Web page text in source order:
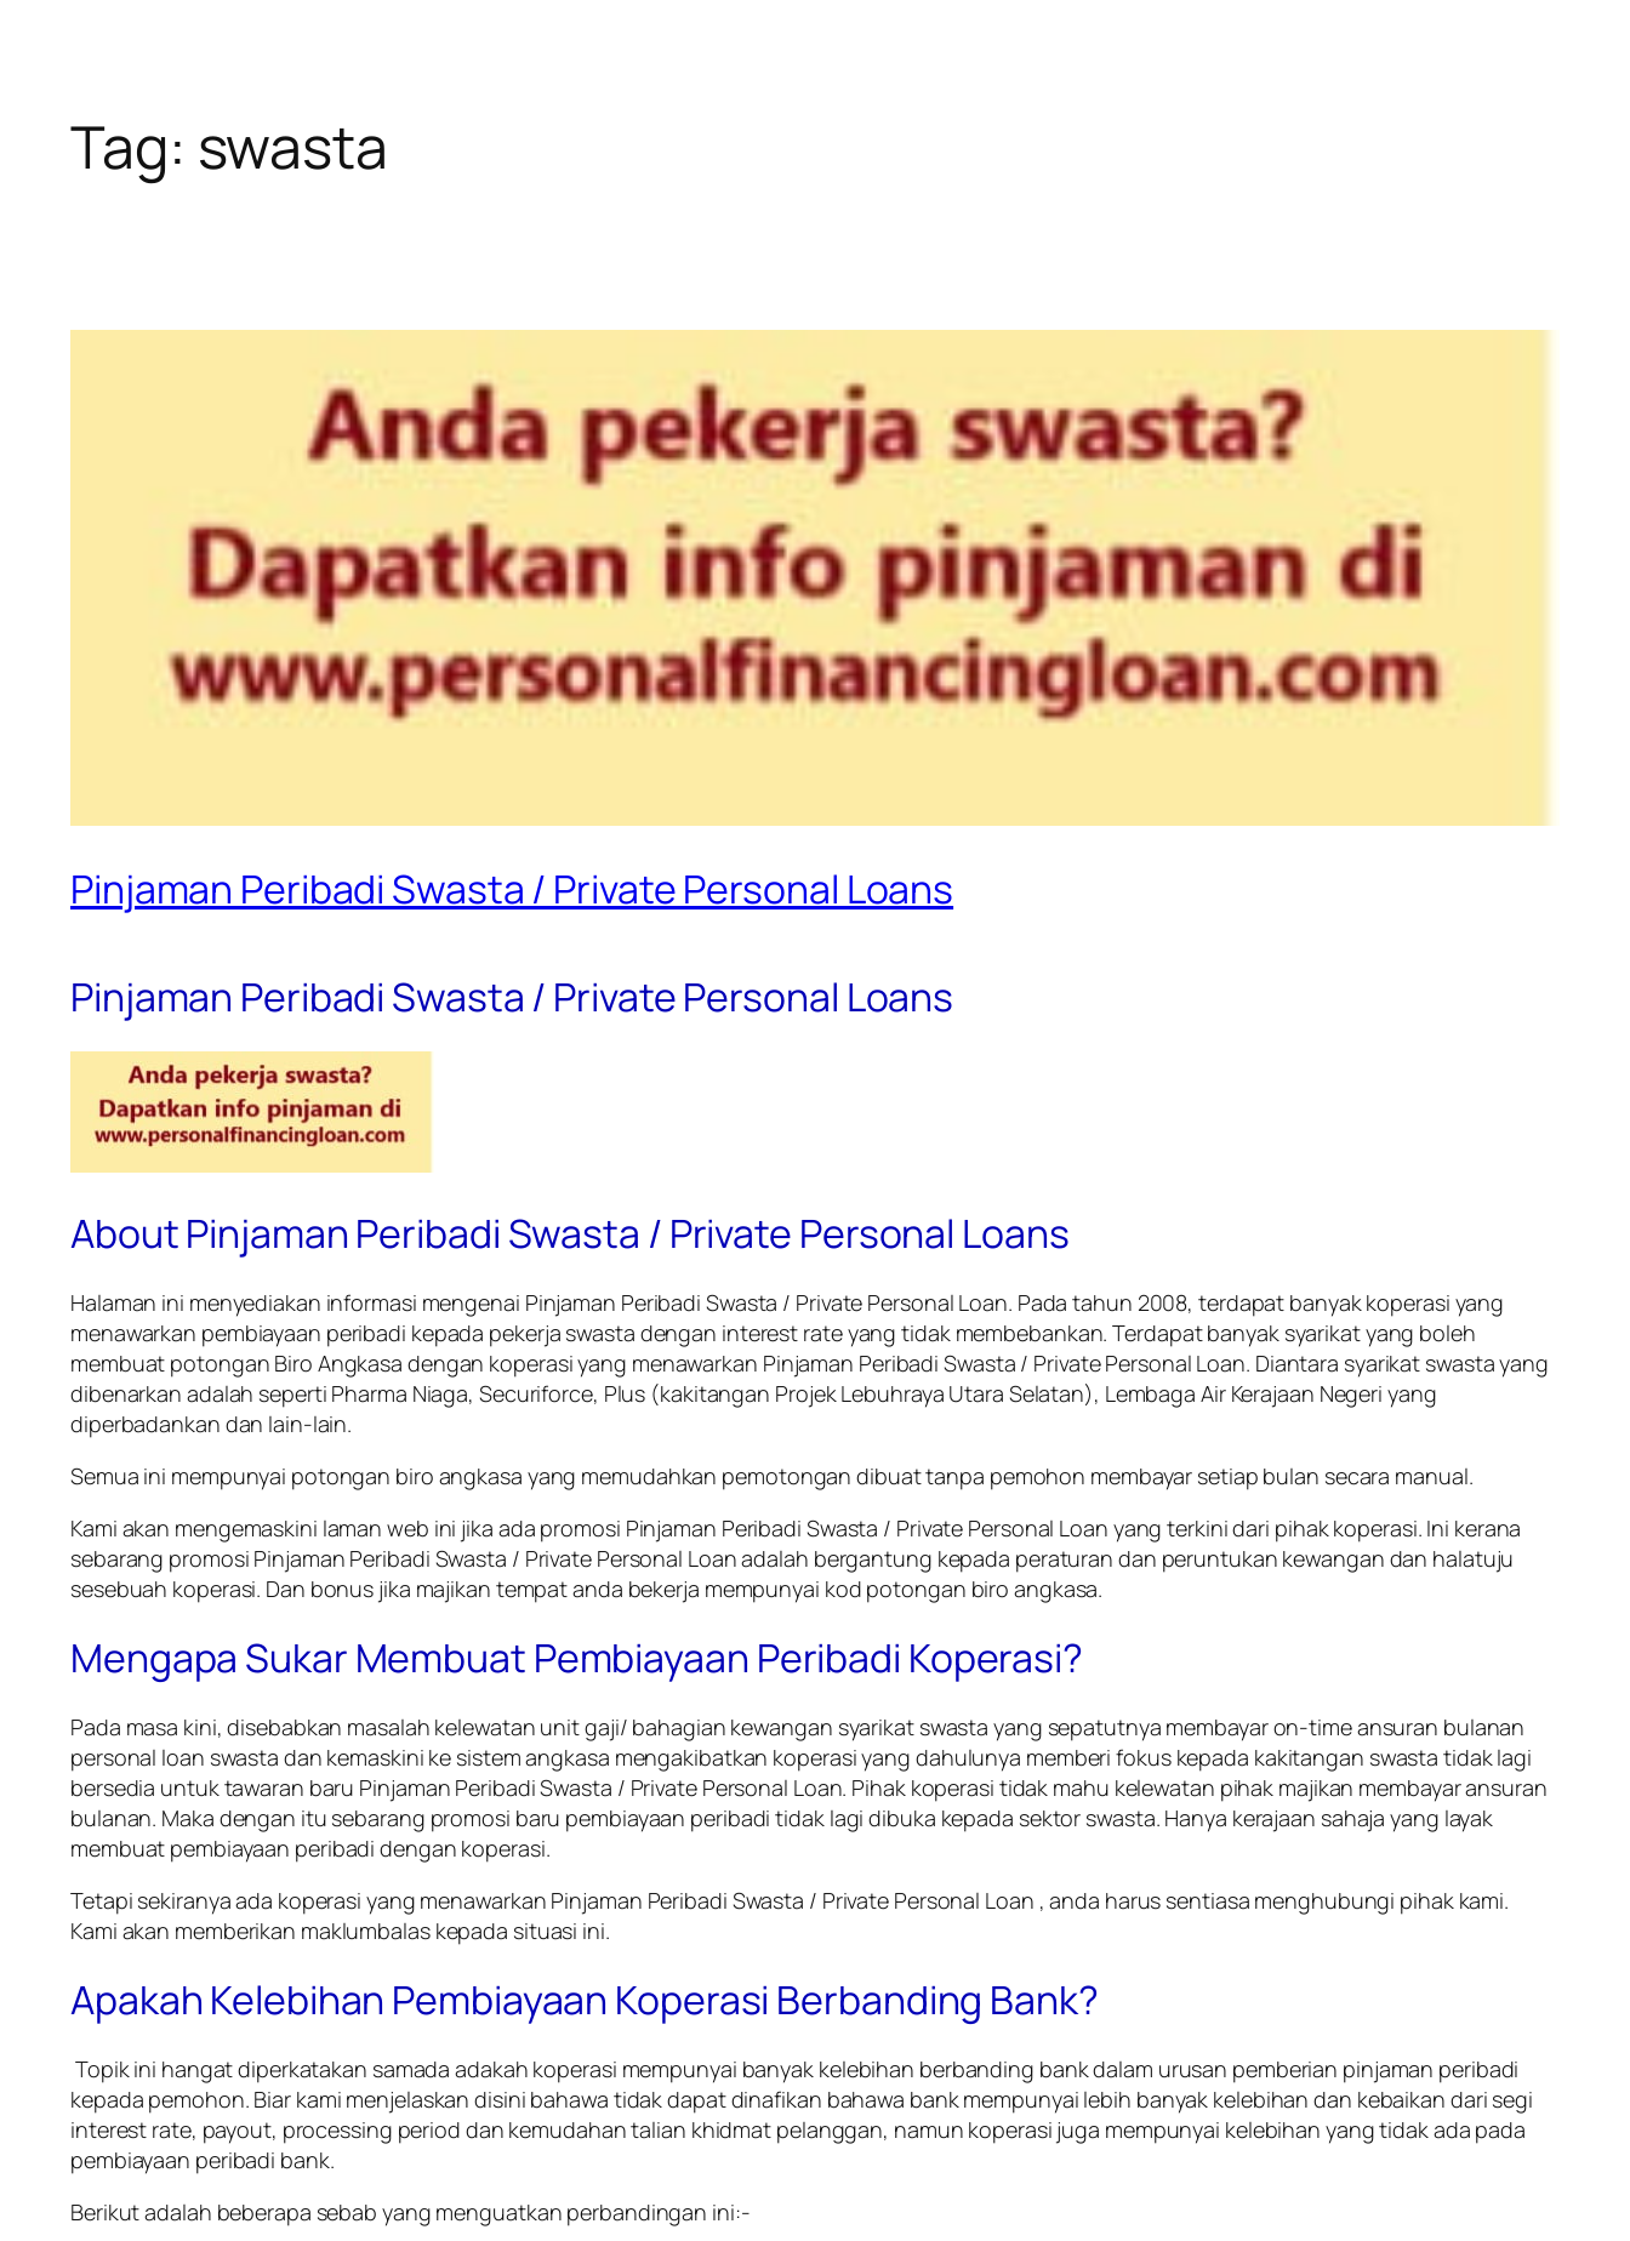
Tag: swasta
Pinjaman Peribadi Swasta / Private Personal Loans
Pinjaman Peribadi Swasta / Private Personal Loans
About Pinjaman Peribadi Swasta / Private Personal Loans
Halaman ini menyediakan informasi mengenai Pinjaman Peribadi Swasta / Private Personal Loan. Pada tahun 2008, terdapat banyak koperasi yang
menawarkan pembiayaan peribadi kepada pekerja swasta dengan interest rate yang tidak membebankan. Terdapat banyak syarikat yang boleh
membuat potongan Biro Angkasa dengan koperasi yang menawarkan Pinjaman Peribadi Swasta / Private Personal Loan. Diantara syarikat swasta yang
dibenarkan adalah seperti Pharma Niaga, Securiforce, Plus (kakitangan Projek Lebuhraya Utara Selatan), Lembaga Air Kerajaan Negeri yang
diperbadankan dan lain-lain.
Semua ini mempunyai potongan biro angkasa yang memudahkan pemotongan dibuat tanpa pemohon membayar setiap bulan secara manual.
Kami akan mengemaskini laman web ini jika ada promosi Pinjaman Peribadi Swasta / Private Personal Loan yang terkini dari pihak koperasi. Ini kerana
sebarang promosi Pinjaman Peribadi Swasta / Private Personal Loanadalah bergantung kepada peraturan dan peruntukan kewangan dan halatuju
sesebuah koperasi. Dan bonus jika majikan tempat anda bekerja mempunyai kod potongan biro angkasa.
Mengapa Sukar Membuat Pembiayaan Peribadi Koperasi?
Pada masa kini, disebabkan masalah kelewatan unit gaji/ bahagian kewangan syarikat swasta yang sepatutnya membayar on-time ansuran bulanan
personal loan swasta dan kemaskini ke sistem angkasa mengakibatkan koperasi yang dahulunya memberi fokus kepada kakitangan swasta tidak lagi
bersedia untuk tawaran baru Pinjaman Peribadi Swasta / Private Personal Loan. Pihak koperasi tidak mahu kelewatan pihak majikan membayar ansuran
bulanan. Maka dengan itu sebarang promosi baru pembiayaan peribadi tidak lagi dibuka kepada sektor swasta. Hanya kerajaan sahaja yang layak
membuat pembiayaan peribadi dengan koperasi.
Tetapi sekiranya ada koperasi yang menawarkan Pinjaman Peribadi Swasta / Private Personal Loan ,anda harus sentiasa menghubungi pihak kami.
Kami akan memberikan maklumbalas kepada situasi ini.
Apakah Kelebihan Pembiayaan Koperasi Berbanding Bank?
Topik ini hangat diperkatakan samada adakah koperasi mempunyai banyak kelebihan berbanding bank dalam urusan pemberian pinjaman peribadi
kepada pemohon. Biar kami menjelaskan disini bahawa tidak dapat dinafikan bahawa bank mempunyai lebih banyak kelebihan dan kebaikan dari segi
interest rate, payout, processing period dan kemudahan talian khidmat pelanggan, namun koperasi juga mempunyai kelebihan yang tidak ada pada
pembiayaan peribadi bank.
Berikut adalah beberapa sebab yang menguatkan perbandingan ini:-